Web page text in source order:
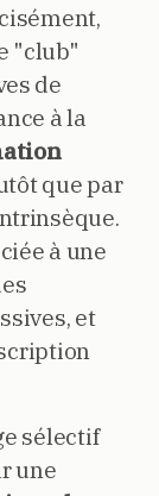
"club"
de
à la
que par
à une
et
sélectif
une